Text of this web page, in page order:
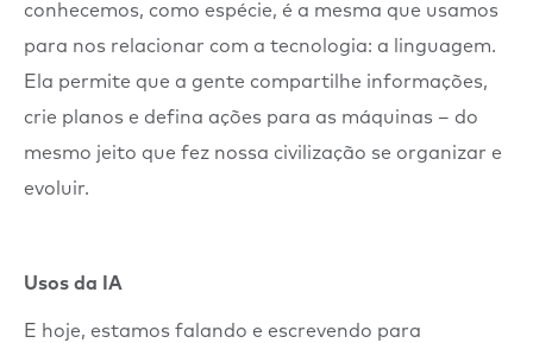
conhecemos, como espécie, é a mesma que usamos
para nos relacionar com a tecnologia: a linguagem.
Ela permite que a gente compartilhe informações,
crie planos e defina ações para as máquinas – do
mesmo jeito que fez nossa civilização se organizar e
evoluir.
Usos da IA
E hoje, estamos falando e escrevendo para